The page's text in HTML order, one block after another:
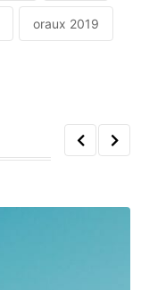
oraux 2019